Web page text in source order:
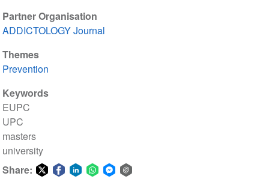
Partner Organisation
ADDICTOLOGY Journal
Themes
Prevention
Keywords
EUPC
UPC
masters
university
Share: